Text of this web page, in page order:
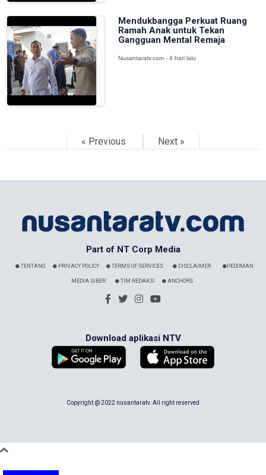
Mendukbangga Perkuat Ruang
Ramah Anak untuk Tekan
Gangguan Mental Remaja
Nusantaratv.com - 4 hari lalu
« Previous Next »
Part of NT Corp Media
TENTANG PRIVACY POLICY TERMS OF SERVICES DISCLAIMER PEDOMAN
MEDIA SIBER TIM REDAKSI ANCHORS
Download aplikasi NTV
Copyright @ 2022 nusantaratv. All right reserved